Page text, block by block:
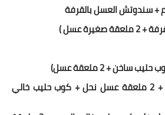
+ سندوتش العسل بالقرفة
أو 4 قطع بقسماط سن + 2 ملعقة عسل نحل + كوب حليب خالي